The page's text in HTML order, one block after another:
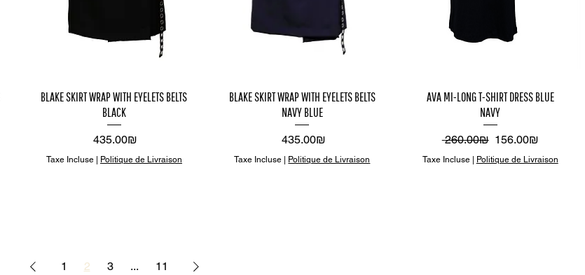
Aperçu
rapide
BLAKE SKIRT WRAP WITH EYELETS BELTS
BLACK
Prix ‏435.00 ‏₪
Taxe Incluse| Politique de Livraison
Aperçu
rapide
BLAKE SKIRT WRAP WITH EYELETS BELTS
NAVY BLUE
Prix ‏435.00 ‏₪
Taxe Incluse | Politique de Livraison
Aperçu
rapide
AVA MI-LONG T-SHIRT DRESS BLUE
NAVY
Prix original
‏260.00 ‏₪ Prix promotionnel
‏156.00 ‏₪
Taxe Incluse| Politique de Livraison
1 2 3 ... 11